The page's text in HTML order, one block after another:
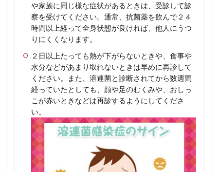
や家族に同じ様な症状があるときは、受診して診
察を受けてください。通常、抗菌薬を飲んで２４
時間以上経って全身状態が良ければ、他人にうつ
りにくくなります。
２日以上たっても熱が下がらないときや、食事や
水分などがあまり取れないときは早めに再診して
ください。また、溶連菌と診断されてから数週間
経っていたとしても、顔や足のむくみや、おしっ
こが赤いときなどは再診するようにしてくださ
い。